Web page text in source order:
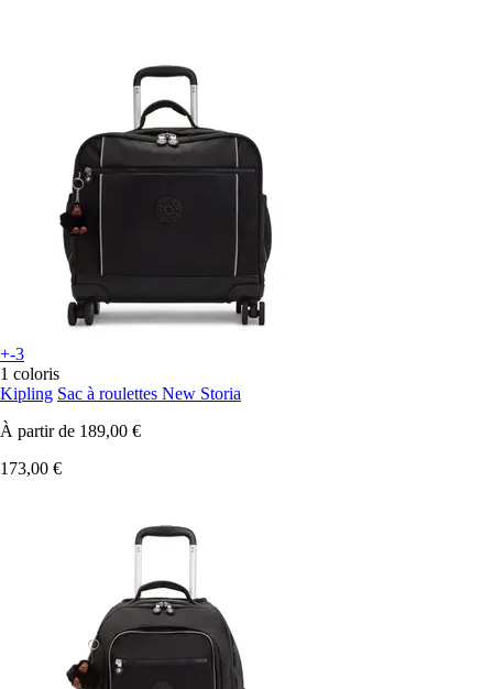
+-3
1 coloris
Kipling Sac à roulettes New Storia
À partir de 189,00 €
173,00 €